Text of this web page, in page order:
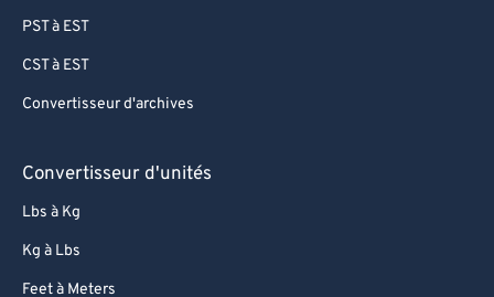
PST à EST
CST à EST
Convertisseur d'archives
Convertisseur d'unités
Lbs à Kg
Kg à Lbs
Feet à Meters